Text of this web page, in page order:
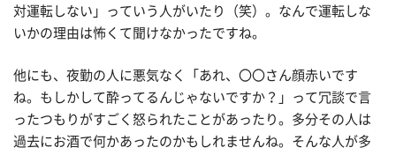
対運転しない」っていう人がいたり（笑）。なんで運転しな
いかの理由は怖くて聞けなかったですね。
他にも、夜勤の人に悪気なく「あれ、〇〇さん顔赤いです
ね。もしかして酔ってるんじゃないですか？」って冗談で言
ったつもりがすごく怒られたことがあったり。多分その人は
過去にお酒で何かあったのかもしれませんね。そんな人が多